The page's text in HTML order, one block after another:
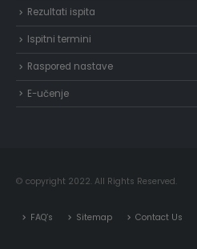
Rezultati ispita
Ispitni termini
Raspored nastave
E-učenje
© copyright 2022. All Rights Reserved.
FAQ’s Sitemap Contact Us